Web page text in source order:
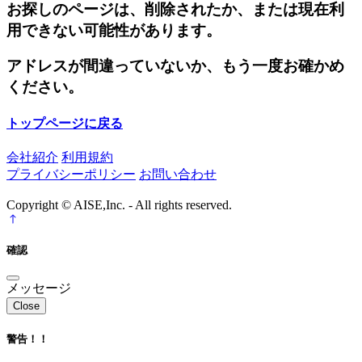
お探しのページは、削除されたか、または現在利
用できない可能性があります。
アドレスが間違っていないか、もう一度お確かめ
ください。
トップページに戻る
会社紹介 利用規約
プライバシーポリシー お問い合わせ
Copyright © AISE,Inc. - All rights reserved.
確認
メッセージ
Close
警告！！